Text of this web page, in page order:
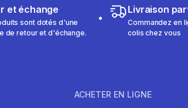
et échange
sont dotés d'une
de retour et d'échange.
Livraison
Commandez en
colis chez vous
ACHETER EN LIGNE